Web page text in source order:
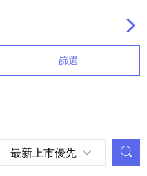
篩選